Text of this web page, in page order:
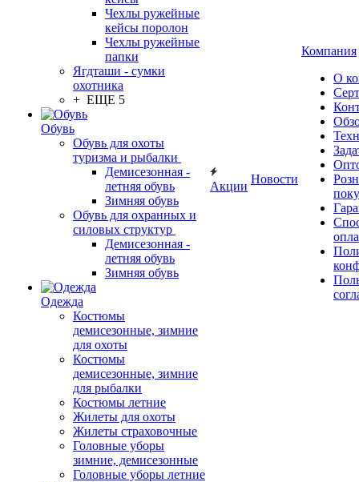
Чехлы ружейные
кейсы поролон
Чехлы ружейные
папки
Ягдташи - сумки
охотника
+ ЕЩЕ 5
Обувь
Обувь для охоты
туризма и рыбалки
Демисезонная -
летняя обувь
Зимняя обувь
Обувь для охранных и
силовых структур
Демисезонная -
летняя обувь
Зимняя обувь
Одежда
Костюмы
демисезонные, зимние
для охоты
Костюмы
демисезонные, зимние
для рыбалки
Костюмы летние
Жилеты для охоты
Жилеты страховочные
Головные уборы
зимние, демисезонные
Головные уборы летние
Акции
Новости
Компания
О